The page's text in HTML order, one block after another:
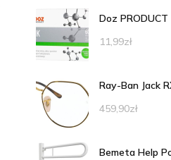
Doz
11,99zł
Ray-Ban Jack
459,90zł
Bemeta Help